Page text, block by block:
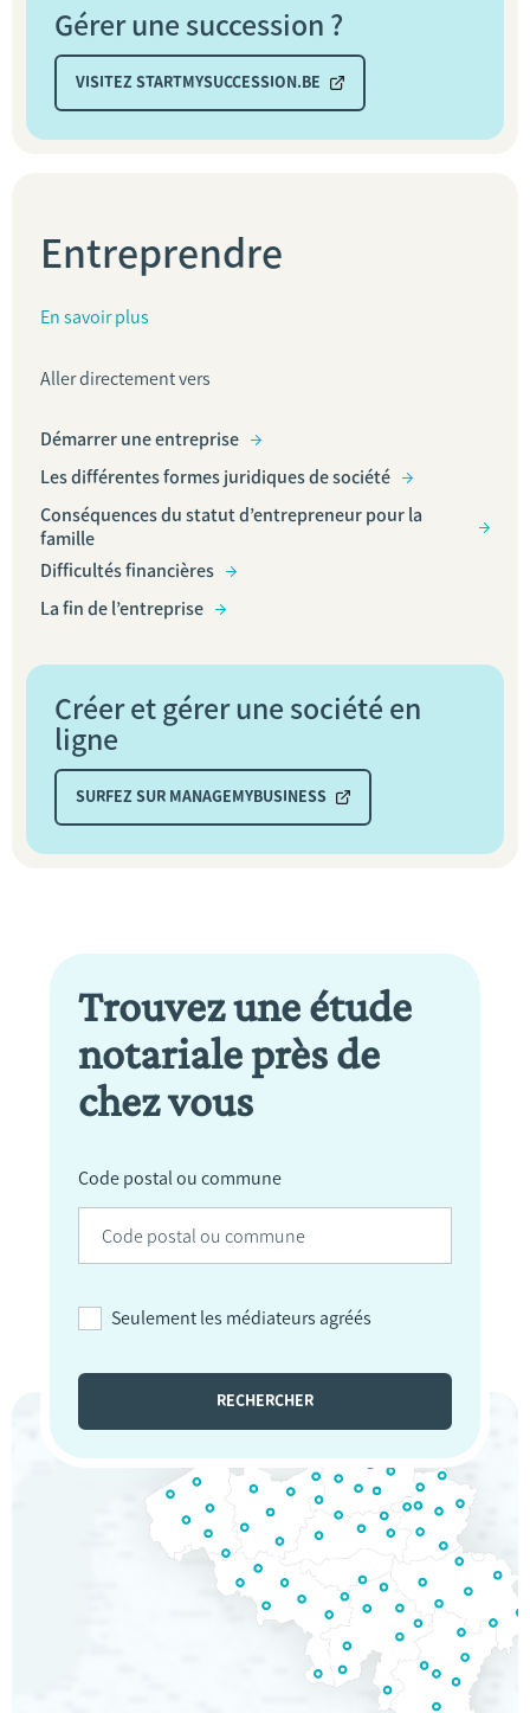
Gérer une succession ?
VISITEZ STARTMYSUCCESSION.BE
Entreprendre
En savoir plus
Aller directement vers
Démarrer une entreprise
Les différentes formes juridiques de société
Conséquences du statut d’entrepreneur pour la
famille
Difficultés financières
La fin de l’entreprise
Créer et gérer une société en
ligne
SURFEZ SUR MANAGEMYBUSINESS
Trouvez une étude
notariale près de
chez vous
Code postal ou commune
Seulement les médiateurs agréés